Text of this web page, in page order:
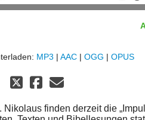
MP3 | AAC | OGG | OPUS
Nikolaus finden derzeit die